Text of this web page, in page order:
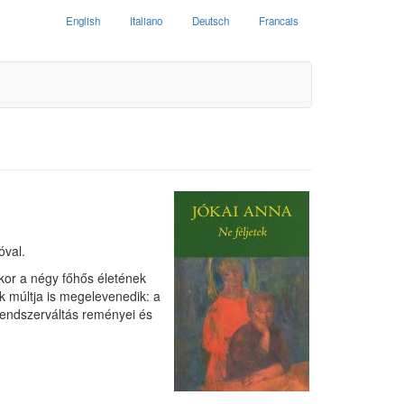
English Italiano Deutsch Francais
a négy főhős életének
múltja is megelevenedik: a
reményei és